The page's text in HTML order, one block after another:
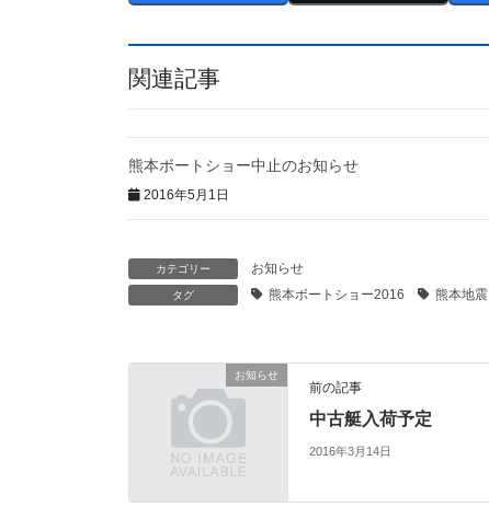
関連記事
熊本ボートショー中止のお知らせ
2016年5月1日
カテゴリー お知らせ
タグ 熊本ボートショー2016 熊本地震
お知らせ
前の記事
中古艇入荷予定
2016年3月14日